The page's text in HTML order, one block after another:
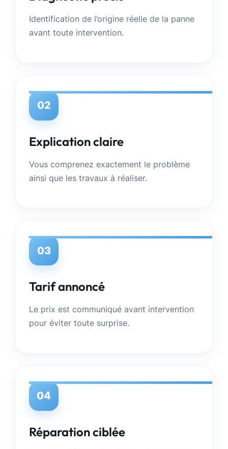
Identification de l’origine réelle de la panne
avant toute intervention.
02
Explication claire
Vous comprenez exactement le problème
ainsi que les travaux à réaliser.
03
Tarif annoncé
Le prix est communiqué avant intervention
pour éviter toute surprise.
04
Réparation ciblée